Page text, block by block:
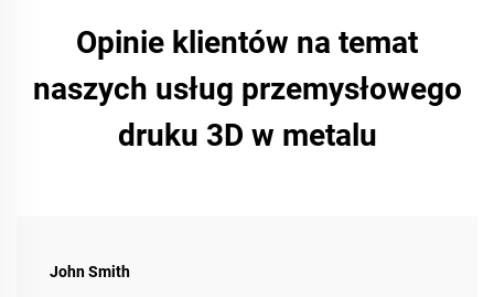
Opinie klientów na temat
naszych usług przemysłowego
druku 3D w metalu
John Smith